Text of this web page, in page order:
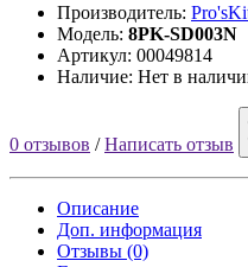
Производитель:
Модель: 8PK-SD003N
Артикул: 00049814
Наличие: Нет в
0 отзывов /Написать отзыв
Описание
Доп. информация
Отзывы (0)